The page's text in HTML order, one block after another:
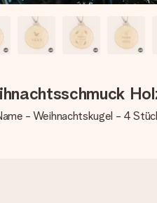
- Weihnachtskugel - 4